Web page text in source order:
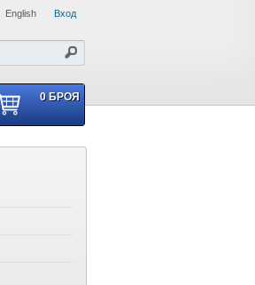
English Вход
0БРОЯ